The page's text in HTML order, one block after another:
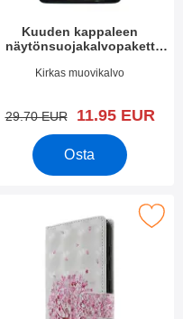
Kuuden kappaleen
näytönsuojakalvopakett
(A715F/DS)
34857
Kirkas muovikalvo
vanha hinta
29.70 EUR uusi hinta
11.95 EUR
Osta
(A715F/DS) suosikiksi
Samsung